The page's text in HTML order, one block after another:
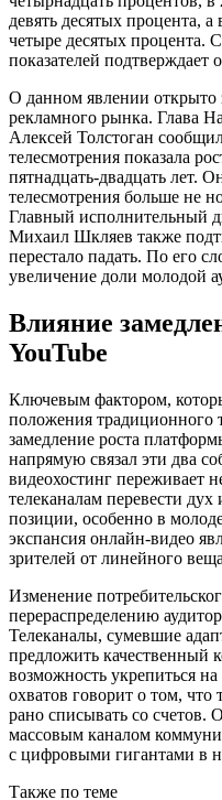
девять десятых процента,
четыре десятых процента.
показателей подтверждает
О данном явлении открыто
рекламного рынка. Глава
Алексей Толстоган
телесмотрения показала
пятнадцать-двадцать лет.
телесмотрения больше не
Главный исполнительный
Михаил Шкляев также
перестало падать. По его
увеличение доли молодой
Влияние
YouTube
Ключевым фактором,
положения традиционного
замедление роста
напрямую связал эти два
видеохостинг переживает
телеканалам перевести
позиции, особенно в
экспансия онлайн-видео
зрителей от линейного
Изменение
перераспределению
Телеканалы, сумевшие
предложить качественный
возможность укрепиться
охватов говорит о том,
рано списывать со счетов.
массовым каналом
с цифровыми гигантами в
Также по теме